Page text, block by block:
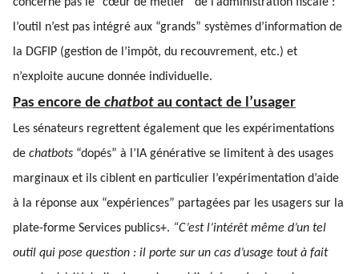
l’outil n’est pas intégré aux “grands” systèmes d’information de
la DGFIP (gestion de l’impôt, du recouvrement, etc.) et
n’exploite aucune donnée individuelle.
Pas encore de chatbot au contact de l’usager
Les sénateurs regrettent également que les expérimentations
de chatbots “dopés” à l’IA générative se limitent à des usages
marginaux et ils ciblent en particulier l’expérimentation d’aide
à la réponse aux “expériences” partagées par les usagers sur la
plate-forme Services publics+. “C’est l’intérêt même d’un tel
outil qui pose question : il porte sur un cas d’usage tout à fait